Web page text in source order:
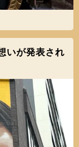
いが発表され